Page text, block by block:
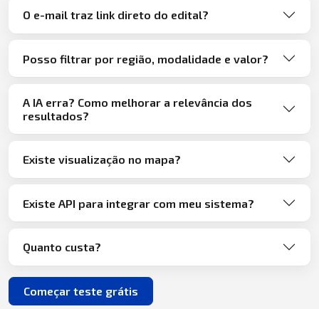
O e-mail traz link direto do edital?
Posso filtrar por região, modalidade e valor?
A IA erra? Como melhorar a relevância dos
resultados?
Existe visualização no mapa?
Existe API para integrar com meu sistema?
Quanto custa?
Começar teste grátis